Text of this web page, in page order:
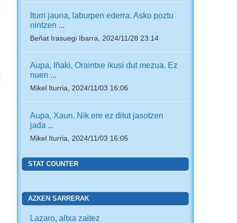
Iturri jauna, laburpen ederra. Asko poztu
nintzen ...
Beñat Irasuegi Ibarra, 2024/11/28 23:14
Aupa, Iñaki. Oraintxe ikusi dut mezua. Ez
nuen ...
Mikel Iturria, 2024/11/03 16:06
Aupa, Xaun. Nik ere ez ditut jasotzen
jada ...
Mikel Iturria, 2024/11/03 16:05
STAT COUNTER
AZKEN SARRERAK
Lazaro, altxa zaitez